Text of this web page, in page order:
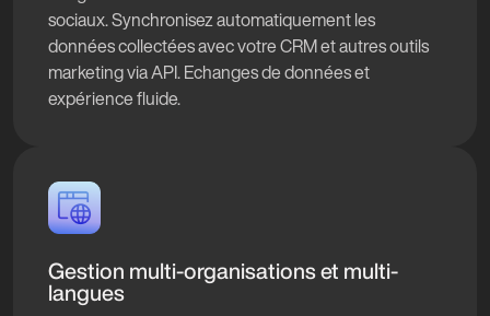
sociaux. Synchronisez automatiquement les
données collectées avec votre CRM et autres outils
marketing via API. Echanges de données et
expérience fluide.
Gestion multi-organisations et multi-
langues